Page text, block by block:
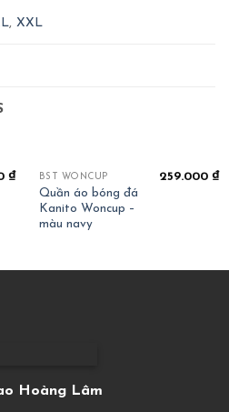
,XXL
₫ BST WONCUP
Quần áo bóng đá
Kanito Woncup –
màu navy
259.000₫
Hoàng Lâm